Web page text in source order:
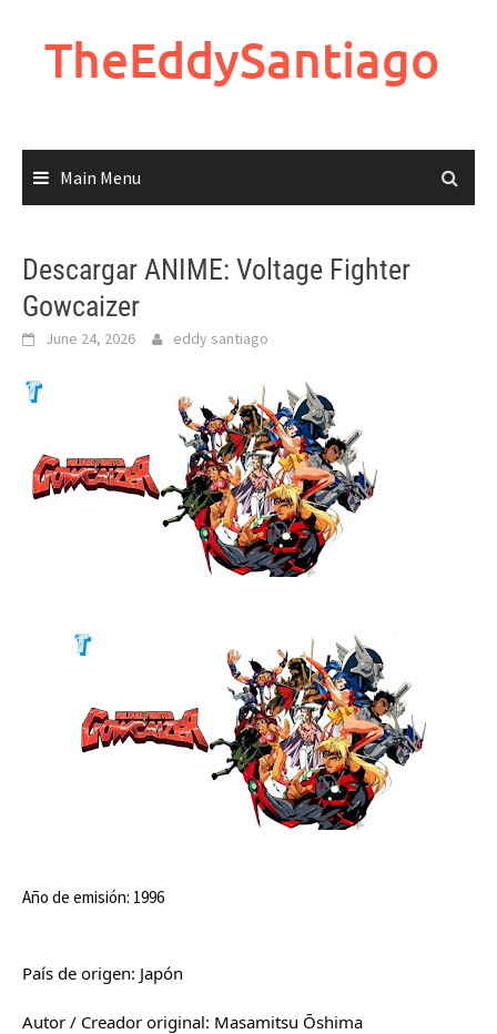
TheEddySantiago
Main Menu
Descargar ANIME: Voltage Fighter
Gowcaizer
June 24, 2026 eddy santiago
Año de emisión: 1996
País de origen: Japón
Autor / Creador original: Masamitsu Ōshima